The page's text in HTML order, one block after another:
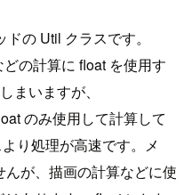
の Util クラスです。
の計算に float を使用す
まいますが、
のみ使用して計算して
り処理が高速です。メ
が、描画の計算などに使